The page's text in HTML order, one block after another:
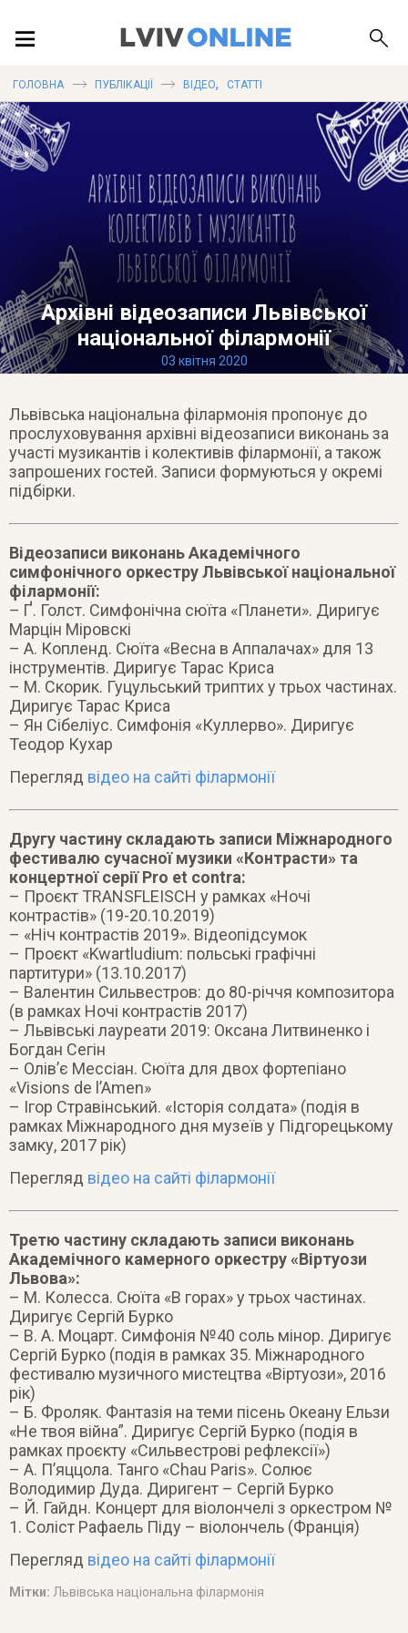
ЛОКАЦІЇ
ПУБЛІКАЦІЇ
ДОВІДКА
ГОЛОВНА ПУБЛІКАЦІЇ ВІДЕО, СТАТТІ
Архівні відеозаписи Львівської
національної філармонії
03 квітня 2020
Львівська національна філармонія пропонує до
прослуховування архівні відеозаписи виконань за
участі музикантів і колективів філармонії, а також
запрошених гостей. Записи формуються у окремі
підбірки.
Відеозаписи виконань Академічного
симфонічного оркестру Львівської національної
філармонії:
– Ґ. Голст. Симфонічна сюїта «Планети». Диригує
Марцін Міровскі
– А. Копленд. Сюїта «Весна в Аппалачах» для 13
інструментів. Диригує Тарас Криса
– М. Скорик. Гуцульський триптих у трьох частинах.
Диригує Тарас Криса
– Ян Сібеліус. Симфонія «Куллерво». Диригує
Теодор Кухар
Перегляд відео на сайті філармонії
Другу частину складають записи Міжнародного
фестивалю сучасної музики «Контрасти» та
концертної серії Pro et contra:
– Проєкт TRANSFLEISCH у рамках «Ночі
контрастів» (19-20.10.2019)
– «Ніч контрастів 2019». Відеопідсумок
– Проєкт «Kwartludium: польські графічні
партитури» (13.10.2017)
– Валентин Сильвестров: до 80-річчя композитора
(в рамках Ночі контрастів 2017)
– Львівські лауреати 2019: Оксана Литвиненко і
Богдан Сегін
– Олів’є Мессіан. Сюїта для двох фортепіано
«Visions de l’Amen»
– Ігор Стравінський. «Історія солдата» (подія в
рамках Міжнародного дня музеїв у Підгорецькому
замку, 2017 рік)
Перегляд відео на сайті філармонії
Третю частину складають записи виконань
Академічного камерного оркестру «Віртуози
Львова»:
– М. Колесса. Сюїта «В горах» у трьох частинах.
Диригує Сергій Бурко
– В. А. Моцарт. Симфонія №40 соль мінор. Диригує
Сергій Бурко (подія в рамках 35. Міжнародного
фестивалю музичного мистецтва «Віртуози», 2016
рік)
– Б. Фроляк. Фантазія на теми пісень Океану Ельзи
«Не твоя війна”. Диригує Сергій Бурко (подія в
рамках проєкту «Сильвестрові рефлексії»)
– А. П’яццола. Танго «Chau Paris». Солює
Володимир Дуда. Диригент – Сергій Бурко
– Й. Гайдн. Концерт для віолончелі з оркестром №
1. Соліст Рафаель Піду – віолончель (Франція)
Перегляд відео на сайті філармонії
Мітки: Львівська національна філармонія